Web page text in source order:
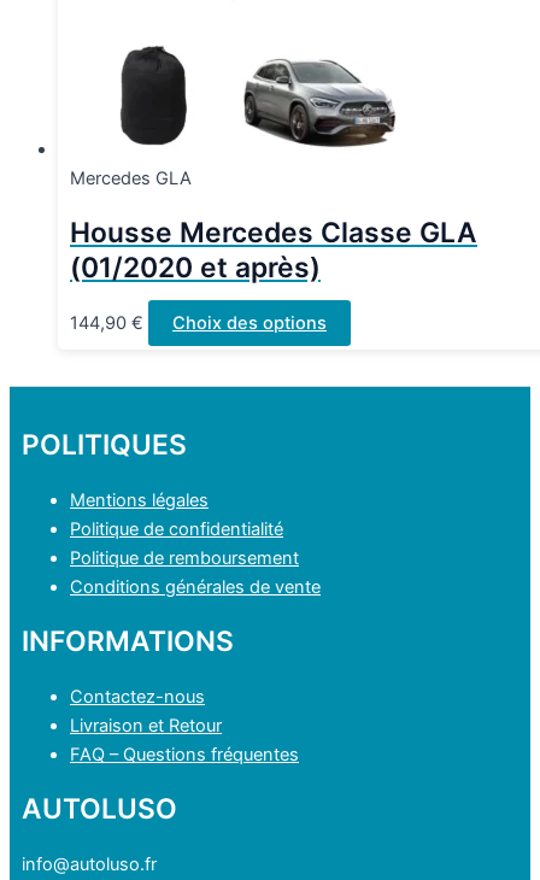
Mercedes GLA
Housse Mercedes Classe GLA
(01/2020 et après)
144,90 € Choix des options
produit
POLITIQUES
Mentions légales
Politique de confidentialité
Politique de remboursement
Conditions générales de vente
INFORMATIONS
Contactez-nous
Livraison et Retour
FAQ – Questions fréquentes
AUTOLUSO
info@autoluso.fr